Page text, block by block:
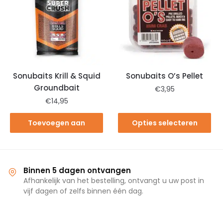
Sonubaits Krill & Squid
Groundbait
€14,95
Toevoegen aan
Sonubaits O’s Pellet
€3,95
Opties selecteren
Binnen 5 dagen ontvangen
Afhankelijk van het bestelling, ontvangt u uw post in
vijf dagen of zelfs binnen één dag.